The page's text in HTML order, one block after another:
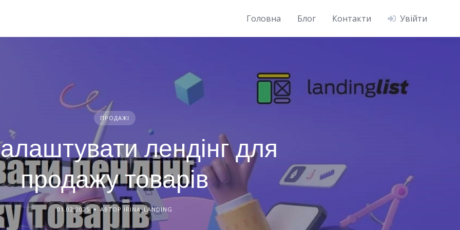
Головна Блог Контакти Увійти
ПРОДАЖІ
лендінг для
продажу товарів
01.02.2025 АВТОР IRINA_LANDING